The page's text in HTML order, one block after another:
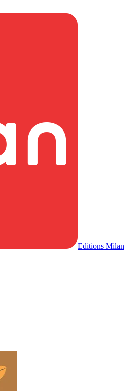
Editions Milan